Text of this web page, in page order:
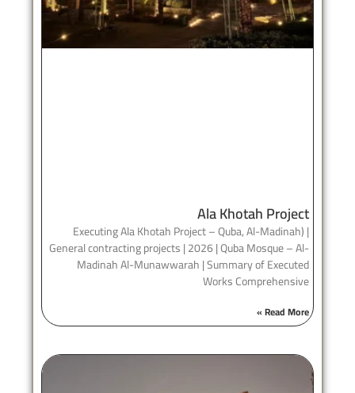
Ala Khotah Project
Executing Ala Khotah Project – Quba, Al-Madinah) |
General contracting projects | 2026 | Quba Mosque – Al-
Madinah Al-Munawwarah | Summary of Executed
Works Comprehensive
Read More »